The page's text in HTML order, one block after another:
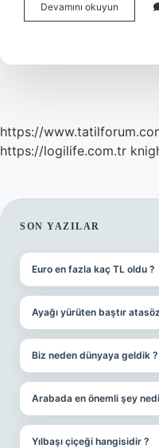
Devamını okuyun
Ayna
https://
https://logilife.com.tr
SIDEBAR
SON YAZILAR
Euro en fazla kaç TL oldu ?
Ayağı yürüten baştır
Biz neden dünyaya geldik ?
Arabada en önemli şey
Yılbaşı çiçeği hangisidir ?